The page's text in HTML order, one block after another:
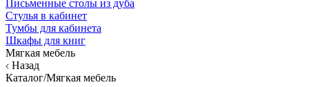
Письменные столы из дуба
Стулья в кабинет
Тумбы для кабинета
Шкафы для книг
Мягкая мебель
Назад
Каталог/Мягкая мебель